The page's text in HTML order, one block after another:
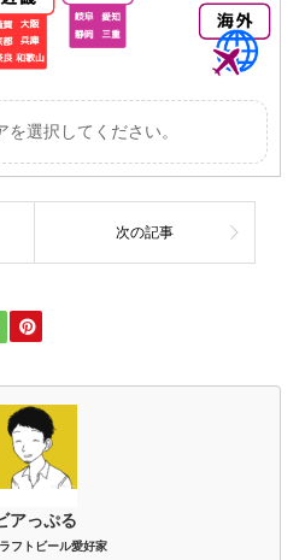
を選択してください。
次の記事
アっぷる
フトビール愛好家